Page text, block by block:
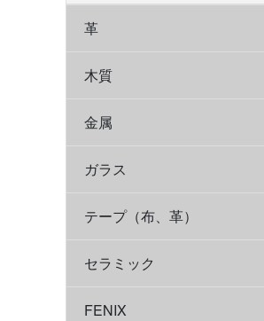
革
木質
金属
ガラス
テープ（布、革）
セラミック
FENIX